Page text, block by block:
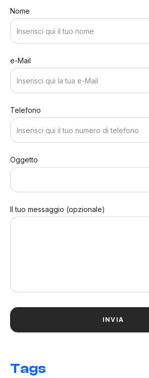
Nome
e-Mail
Telefono
Oggetto
Il tuo messaggio (opzionale)
Tags